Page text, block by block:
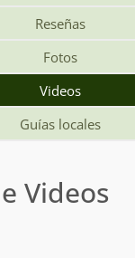
Reseñas
Fotos
Videos
Guías locales
Videos